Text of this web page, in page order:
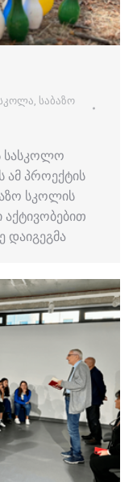
, საბაზო
სასკოლო
პროექტის
სკოლის